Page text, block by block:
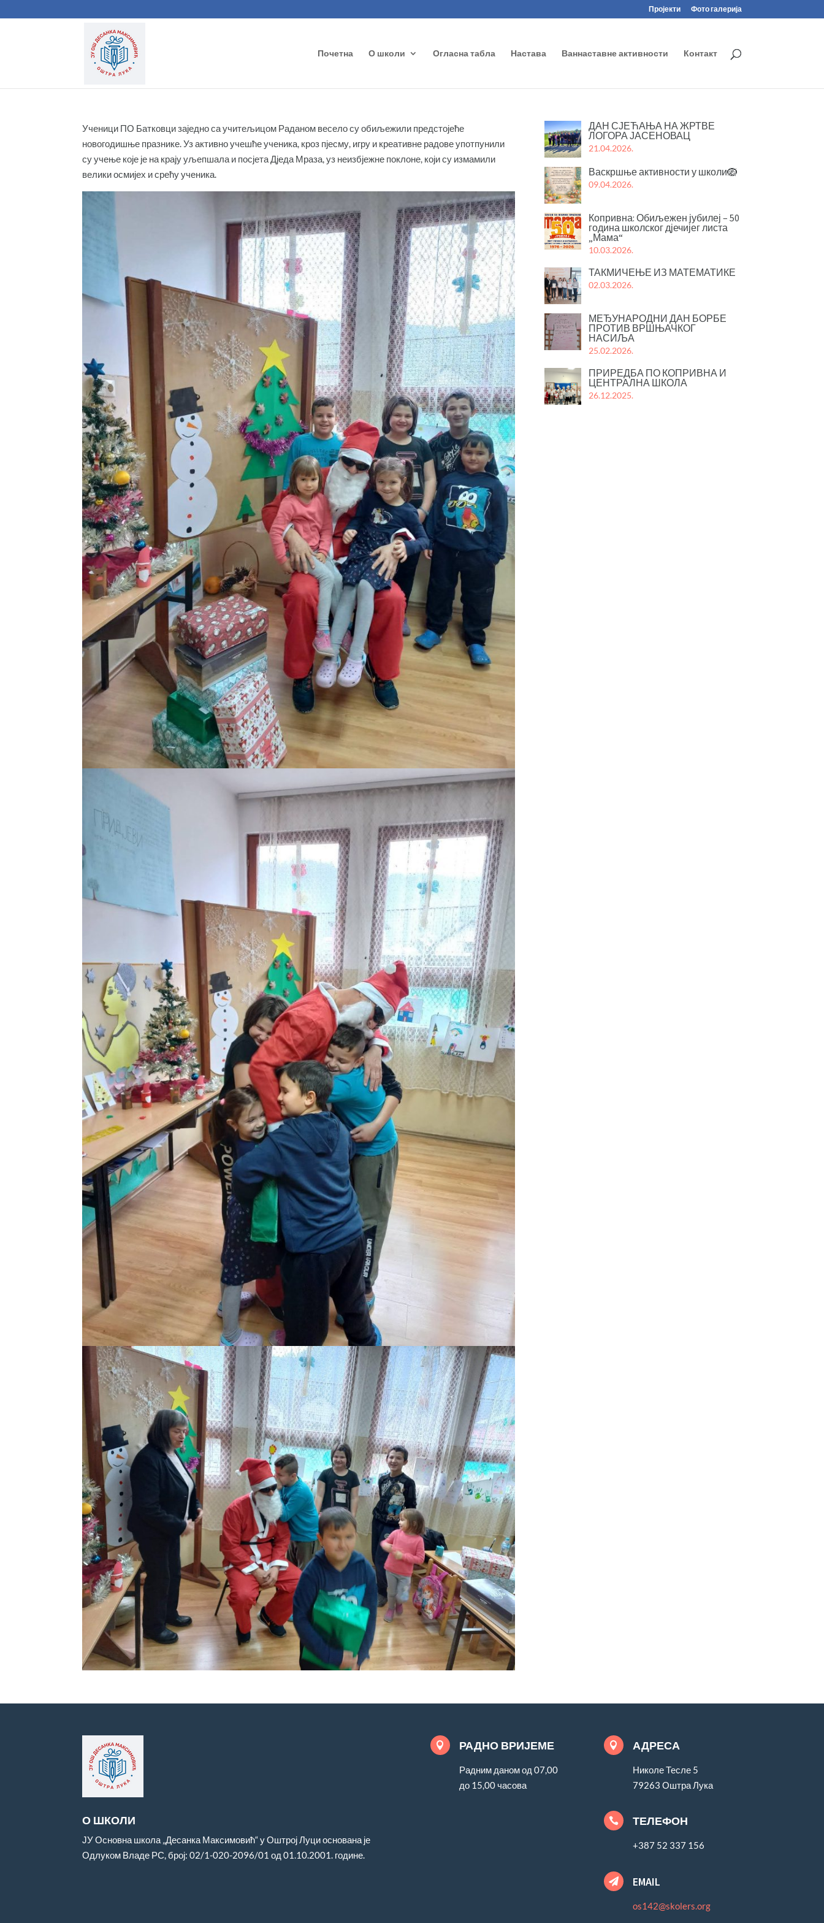
Пројекти Фото галерија
Почетна О школи Огласна табла Настава Ваннаставне активности Контакт
Ученици ПО Батковци заједно са учитељицом Раданом весело су обиљежили предстојеће
новогодишње празнике. Уз активно учешће ученика, кроз пјесму, игру и креативне радове употпунили
су учење које је на крају уљепшала и посјета Дједа Мраза, уз неизбјежне поклоне, који су измамили
велики осмијех и срећу ученика.
ДАН СЈЕЋАЊА НА ЖРТВЕ
ЛОГОРА ЈАСЕНОВАЦ
21.04.2026.
Васкршње активности у школи🪺
09.04.2026.
Копривна: Обиљежен јубилеј – 50
година школског дјечијег листа
„Мама“
10.03.2026.
ТАКМИЧЕЊЕ ИЗ МАТЕМАТИКЕ
02.03.2026.
МЕЂУНАРОДНИ ДАН БОРБЕ
ПРОТИВ ВРШЊАЧКОГ
НАСИЉА
25.02.2026.
ПРИРЕДБА ПО КОПРИВНА И
ЦЕНТРАЛНА ШКОЛА
26.12.2025.
О ШКОЛИ
ЈУ Основна школа „Десанка Максимовић“ у Оштрој Луци основана је
Одлуком Владе РС, број: 02/1-020-2096/01 од 01.10.2001. године.
 РАДНО ВРИЈЕМЕ
Радним даном од 07,00
до 15,00 часова
 АДРЕСА
Николе Тесле 5
79263 Оштра Лука
 ТЕЛЕФОН
+387 52 337 156
 EMAIL
os142@skolers.org